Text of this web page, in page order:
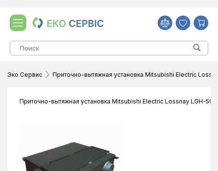
Эко Сервис Приточно-вытяжная установка Mitsubishi Electric
Приточно-вытяжная установка Mitsubishi Electric Lossnay LGH-